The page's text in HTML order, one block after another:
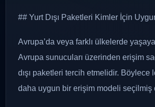
## Yurt Dışı Paketleri Kimler İçin
Avrupa’da veya farklı ülkelerde
Avrupa sunucuları üzerinden erişim
dışı paketleri tercih etmelidir. Böylece
daha uygun bir erişim modeli seçilmiş